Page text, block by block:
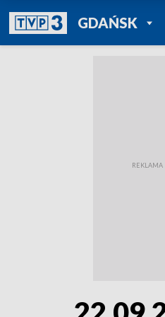
GDAŃSK
POWRÓT
TVP